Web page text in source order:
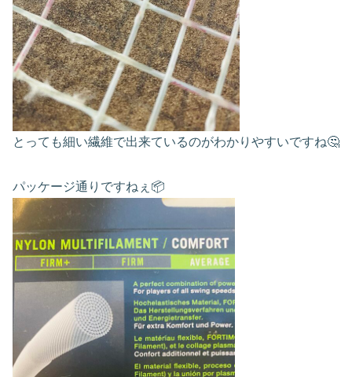
とっても細い繊維で出来ているのがわかりやすいですね🤔
パッケージ通りですねぇ📦